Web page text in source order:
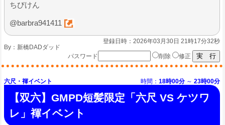
ちびけん
@barbra941411
登録日時：2026年03月30日 21時17分32秒
By： 新橋DADダッド
パスワード
削除 修正
六尺・褌イベント 時間： 18時00分 ～ 23時00分
【双六】GMPD短髪限定「六尺 VS ケツワ
レ」褌イベント